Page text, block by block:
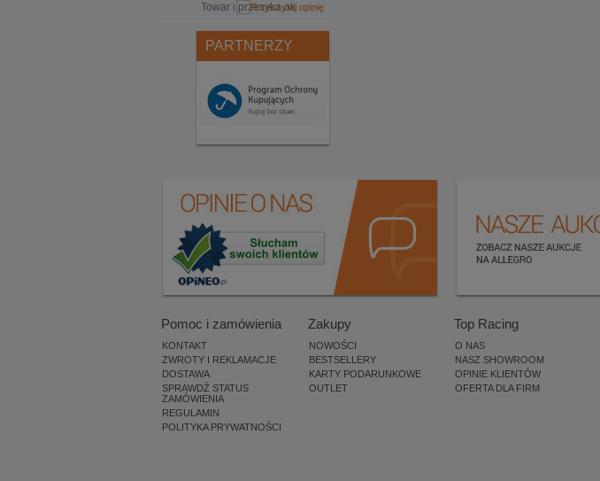
Towar i przesyka ok
PARTNERZY
Pomoc i zamówienia
KONTAKT
ZWROTY I REKLAMACJE
DOSTAWA
SPRAWDŹ STATUS
ZAMÓWIENIA
REGULAMIN
POLITYKA PRYWATNOŚCI
Zakupy
NOWOŚCI
BESTSELLERY
KARTY PODARUNKOWE
OUTLET
Top Racing
O NAS
NASZ SHOWROOM
OPINIE KLIENTÓW
OFERTA DLA FIRM